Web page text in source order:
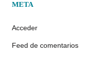
META
Acceder
Feed de comentarios